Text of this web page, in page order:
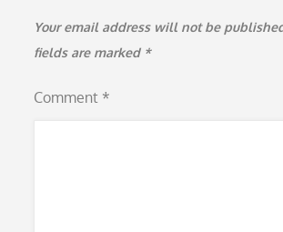
Your email address will not be
fields are marked *
Comment *